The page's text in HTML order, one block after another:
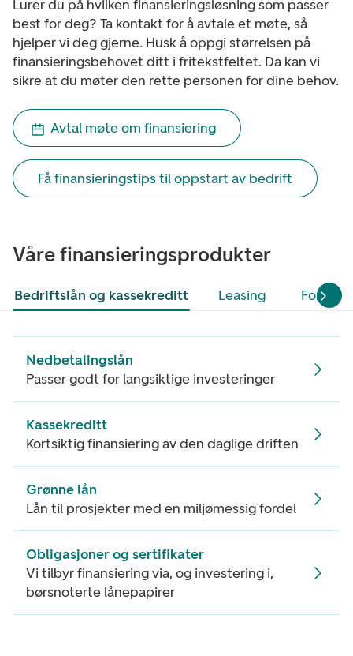
Lurer du på hvilken finansieringsløsning som passer
best for deg? Ta kontakt for å avtale et møte, så
hjelper vi deg gjerne. Husk å oppgi størrelsen på
finansieringsbehovet ditt i fritekstfeltet. Da kan vi
sikre at du møter den rette personen for dine behov.
Avtal møte om finansiering
Få finansieringstips til oppstart av bedrift
Våre finansierings­produkter
Bedriftslån og kassekreditt Leasing
Nedbetalingslån
Passer godt for langsiktige investeringer
Kassekreditt
Kortsiktig finansiering av den daglige driften
Grønne lån
Lån til prosjekter med en miljømessig fordel
Obligasjoner og sertifikater
Vi tilbyr finansiering via, og investering i,
børsnoterte lånepapirer